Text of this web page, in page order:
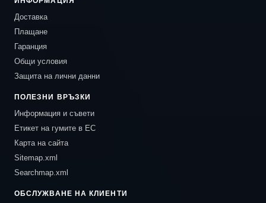
Доставка
Плащане
Гаранция
Общи условия
Защита на лични данни
ПОЛЕЗНИ ВРЪЗКИ
Информация и съвети
Етикет на гумите в ЕС
Карта на сайта
Sitemap.xml
Searchmap.xml
ОБСЛУЖВАНЕ НА КЛИЕНТИ